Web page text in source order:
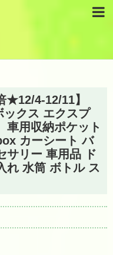
★12/4-12/11】
クス エクスプ
車用収納ポケット
カーシート バ
サリー 車用品 ド
れ 水筒 ボトル ス